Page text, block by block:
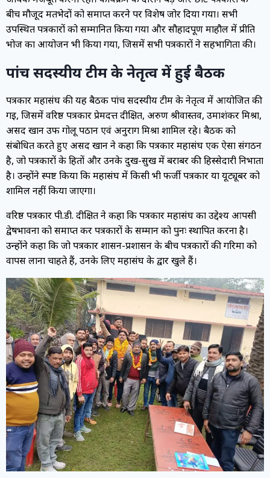
बीच मौजूद मतभेदों को समाप्त करने पर विशेष जोर दिया गया। सभी
उपस्थित पत्रकारों को सम्मानित किया गया और सौहार्दपूर्ण माहौल में प्रीति
भोज का आयोजन भी किया गया, जिसमें सभी पत्रकारों ने सहभागिता की।
पांच सदस्यीय टीम के नेतृत्व में हुई बैठक
पत्रकार महासंघ की यह बैठक पांच सदस्यीय टीम के नेतृत्व में आयोजित की
गई, जिसमें वरिष्ठ पत्रकार प्रेमदत्त दीक्षित, अरुण श्रीवास्तव, उमाशंकर मिश्रा,
असद खान उर्फ गोलू पठान एवं अनुराग मिश्रा शामिल रहे। बैठक को
संबोधित करते हुए असद खान ने कहा कि पत्रकार महासंघ एक ऐसा संगठन
है, जो पत्रकारों के हितों और उनके दुख-सुख में बराबर की हिस्सेदारी निभाता
है। उन्होंने स्पष्ट किया कि महासंघ में किसी भी फर्जी पत्रकार या यूट्यूबर को
शामिल नहीं किया जाएगा।
वरिष्ठ पत्रकार पी.डी. दीक्षित ने कहा कि पत्रकार महासंघ का उद्देश्य आपसी
द्वेषभावना को समाप्त कर पत्रकारों के सम्मान को पुनः स्थापित करना है।
उन्होंने कहा कि जो पत्रकार शासन-प्रशासन के बीच पत्रकारों की गरिमा को
वापस लाना चाहते हैं, उनके लिए महासंघ के द्वार खुले हैं।